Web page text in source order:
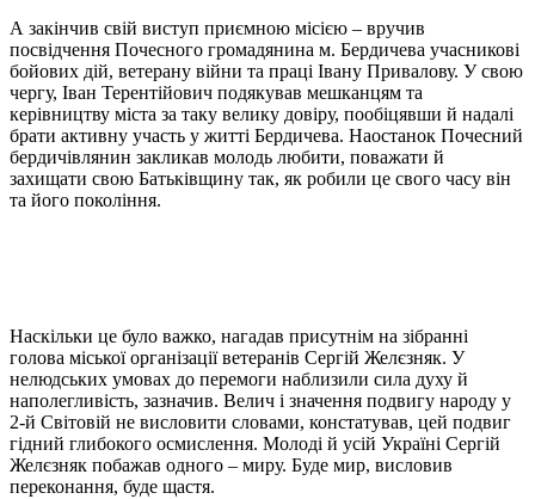
А закінчив свій виступ приємною місією – вручив
посвідчення Почесного громадянина м. Бердичева учасникові
бойових дій, ветерану війни та праці Івану Привалову. У свою
чергу, Іван Терентійович подякував мешканцям та
керівництву міста за таку велику довіру, пообіцявши й надалі
брати активну участь у житті Бердичева. Наостанок Почесний
бердичівлянин закликав молодь любити, поважати й
захищати свою Батьківщину так, як робили це свого часу він
та його покоління.
Наскільки це було важко, нагадав присутнім на зібранні
голова міської організації ветеранів Сергій Желєзняк. У
нелюдських умовах до перемоги наблизили сила духу й
наполегливість, зазначив. Велич і значення подвигу народу у
2-й Світовій не висловити словами, констатував, цей подвиг
гідний глибокого осмислення. Молоді й усій Україні Сергій
Желєзняк побажав одного – миру. Буде мир, висловив
переконання, буде щастя.